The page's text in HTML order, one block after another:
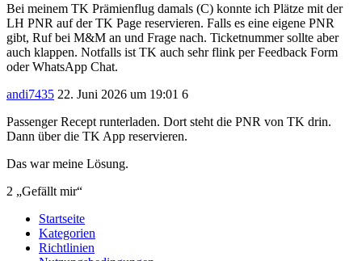
Bei meinem TK Prämienflug damals (C) konnte ich Plätze mit der
LH PNR auf der TK Page reservieren. Falls es eine eigene PNR
gibt, Ruf bei M&M an und Frage nach. Ticketnummer sollte aber
auch klappen. Notfalls ist TK auch sehr flink per Feedback Form
oder WhatsApp Chat.
andi7435 22. Juni 2026 um 19:01 6
Passenger Recept runterladen. Dort steht die PNR von TK drin.
Dann über die TK App reservieren.
Das war meine Lösung.
2 „Gefällt mir“
Startseite
Kategorien
Richtlinien